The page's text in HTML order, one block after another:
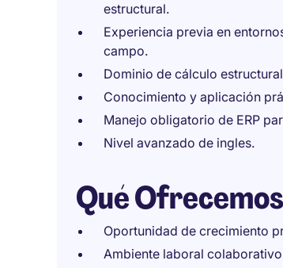
estructural.
Experiencia previa en
campo.
Dominio de cálculo
Conocimiento y aplicación
Manejo obligatorio de ERP
Nivel avanzado de ingles.
Qué Ofrecemos
Oportunidad de crecimiento
Ambiente laboral